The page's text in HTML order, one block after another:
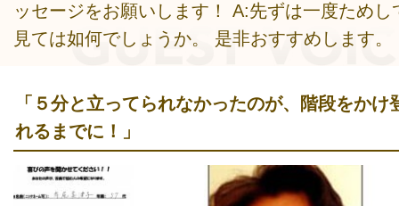
ッセージをお願いします！ A:先ずは一度ためし
見ては如何でしょうか。 是非おすすめします。
「５分と立ってられなかったのが、階段をかけ
れるまでに！」